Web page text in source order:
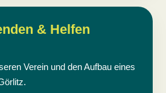
& Helfen
Verein und den Aufbau eines